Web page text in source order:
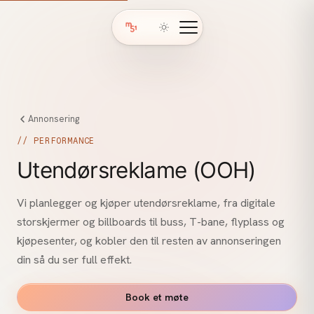
Annonsering
// PERFORMANCE
Utendørsreklame (OOH)
Vi planlegger og kjøper utendørsreklame, fra digitale
storskjermer og billboards til buss, T-bane, flyplass og
kjøpesenter, og kobler den til resten av annonseringen
din så du ser full effekt.
Book et møte